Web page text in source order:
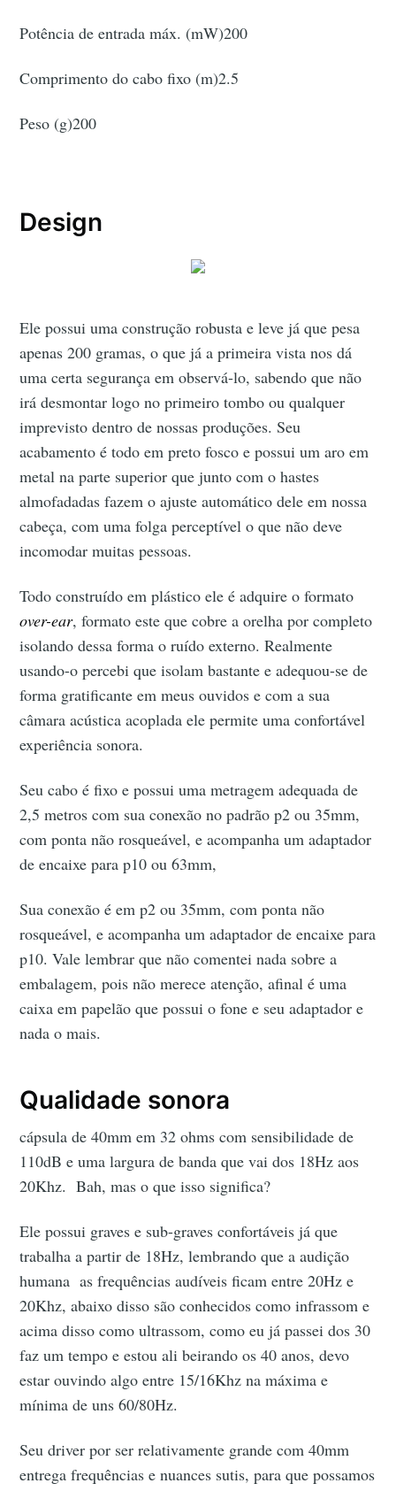
Potência de entrada máx. (mW)200
Comprimento do cabo fixo (m)2.5
Peso (g)200
Design
Ele possui uma construção robusta e leve já que pesa
apenas 200 gramas, o que já a primeira vista nos dá
uma certa segurança em observá-lo, sabendo que não
irá desmontar logo no primeiro tombo ou qualquer
imprevisto dentro de nossas produções. Seu
acabamento é todo em preto fosco e possui um aro em
metal na parte superior que junto com o hastes
almofadadas fazem o ajuste automático dele em nossa
cabeça, com uma folga perceptível o que não deve
incomodar muitas pessoas.
Todo construído em plástico ele é adquire o formato
over-ear, formato este que cobre a orelha por completo
isolando dessa forma o ruído externo. Realmente
usando-o percebi que isolam bastante e adequou-se de
forma gratificante em meus ouvidos e com a sua
câmara acústica acoplada ele permite uma confortável
experiência sonora.
Seu cabo é fixo e possui uma metragem adequada de
2,5 metros com sua conexão no padrão p2 ou 35mm,
com ponta não rosqueável, e acompanha um adaptador
de encaixe para p10 ou 63mm,
Sua conexão é em p2 ou 35mm, com ponta não
rosqueável, e acompanha um adaptador de encaixe para
p10. Vale lembrar que não comentei nada sobre a
embalagem, pois não merece atenção, afinal é uma
caixa em papelão que possui o fone e seu adaptador e
nada o mais.
Qualidade sonora
cápsula de 40mm em 32 ohms com sensibilidade de
110dB e uma largura de banda que vai dos 18Hz aos
20Khz. Bah, mas o que isso significa?
Ele possui graves e sub-graves confortáveis já que
trabalha a partir de 18Hz, lembrando que a audição
humana as frequências audíveis ficam entre 20Hz e
20Khz, abaixo disso são conhecidos como infrassom e
acima disso como ultrassom, como eu já passei dos 30
faz um tempo e estou ali beirando os 40 anos, devo
estar ouvindo algo entre 15/16Khz na máxima e
mínima de uns 60/80Hz.
Seu driver por ser relativamente grande com 40mm
entrega frequências e nuances sutis, para que possamos